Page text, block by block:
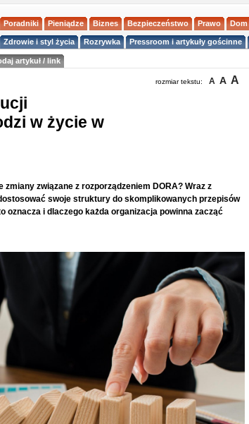
Poradniki Pieniądze Biznes Bezpieczeństwo Prawo Dom
Zdrowie i styl życia Rozrywka Pressroom i artykuły gościnne
artykuł / link
rozmiar tekstu: A A A
w życie w
związane z rozporządzeniem DORA? Wraz z
swoje struktury do skomplikowanych przepisów
i dlaczego każda organizacja powinna zacząć